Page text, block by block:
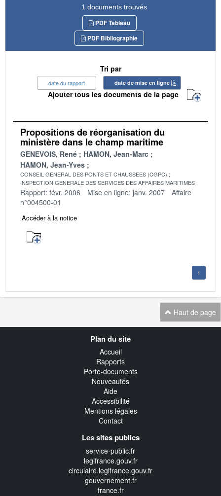
1 documents trouvés
PDF Tableau
PDF Bibliographie
Tri par
date du rapport date de mise en ligne
Ajouter tous les documents de la page
Propositions de réorganisation du
ministère dans le champ maritime
GENEVOIS, René
HAMON, Jean-Marc
HAMON, Jean-Yves
CONSEIL GENERAL DES PONTS ET CHAUSSEES (CGPC)
INSPECTION GENERALE DES SERVICES DES AFFAIRES MARITIMES
Rapport: févr. 2006 Mise en ligne: janv. 2007
Affaire
n°004500-01
Accéder à la notice
1
Haut de page
Plan du site
Accueil
Rapports
Porte-documents
Nouveautés
Aide
Accessibilité
Mentions légales
Contact
Les sites publics
service-public.fr
legifrance.gouv.fr
circulaire.legifrance.gouv.fr
gouvernement.fr
france.fr